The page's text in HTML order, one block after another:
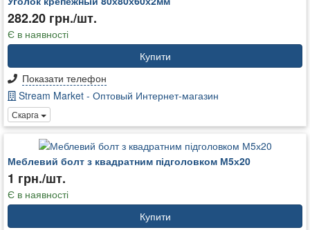
282.20 грн./шт.
Є в наявності
Купити
Показати телефон
Stream Market - Оптовый Интернет-магазин
Скарга
Меблевий болт з квадратним підголовком М5х20
1 грн./шт.
Є в наявності
Купити